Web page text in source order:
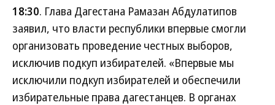
18:30. Глава Дагестана Рамазан Абдулатипов
заявил, что власти республики впервые смогли
организовать проведение честных выборов,
исключив подкуп избирателей. «Впервые мы
исключили подкуп избирателей и обеспечили
избирательные права дагестанцев. В органах